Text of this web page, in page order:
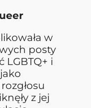
w
posty
LGBTQ+ i
z jej